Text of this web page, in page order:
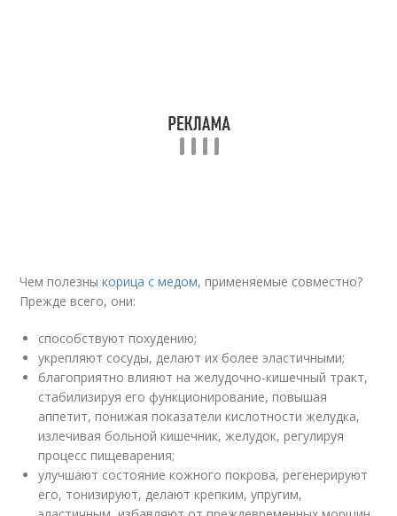
Чем полезныкорица с медом, применяемые совместно?
Прежде всего, они:
способствуют похудению;
укрепляют сосуды, делают их более эластичными;
благоприятно влияют на желудочно-кишечный тракт,
стабилизируя его функционирование, повышая
аппетит, понижая показатели кислотности желудка,
излечивая больной кишечник, желудок, регулируя
процесс пищеварения;
улучшают состояние кожного покрова, регенерируют
его, тонизируют, делают крепким, упругим,